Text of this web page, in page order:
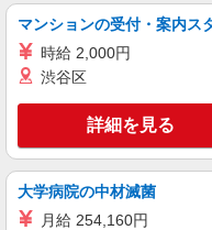
テナン
キープ
アルバイト パート
協和建物管理株式会社
マンションの受付・案内ス
時給 2,000円
渋谷区
詳細を見る
大学病院の中材滅菌
月給 254,160円